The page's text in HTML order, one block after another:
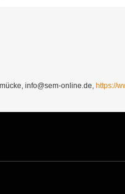
info@sem-online.de, https://